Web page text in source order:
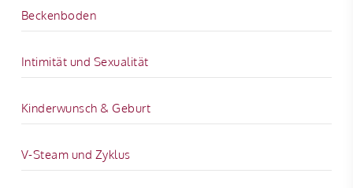
Beckenboden
Intimität und Sexualität
Kinderwunsch & Geburt
V-Steam und Zyklus